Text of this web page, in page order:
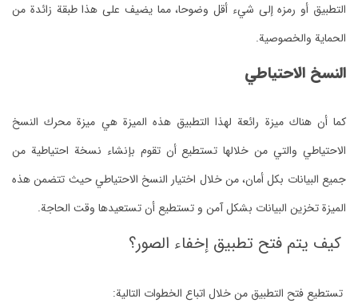
التطبيق أو رمزه إلى شيء أقل وضوحا، مما يضيف على هذا طبقة زائدة من
الحماية والخصوصية.
النسخ الاحتياطي
كما أن هناك ميزة رائعة لهذا التطبيق هذه الميزة هي ميزة محرك النسخ
الاحتياطي والتي من خلالها تستطيع أن تقوم بإنشاء نسخة احتياطية من
جميع البيانات بكل أمان، من خلال اختيار النسخ الاحتياطي حيث تتضمن هذه
الميزة تخزين البيانات بشكل آمن و تستطيع أن تستعيدها وقت الحاجة.
كيف يتم فتح تطبيق إخفاء الصور؟
تستطيع فتح التطبيق من خلال اتباع الخطوات التالية: